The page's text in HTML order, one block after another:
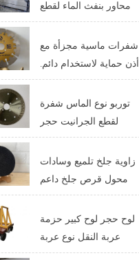
محاور بنفث الماء لقطع
الأحجار الوظيفية
شفرات ماسية مجزأة مع
أذن حماية لاستخدام دائم.
أفضل تصميم لشفرات
القطع
توربو نوع الماس شفرة
لقطع الجرانيت حجر
الكوارتز الصين سعر
التوريد
زاوية جلخ تلميع وسادات
محول قرص جلخ داعم
لوح حجر لوح كبير حزمة
عربة النقل نوع عربة
عبّارة عربة التحكم عن